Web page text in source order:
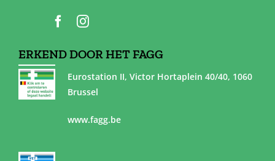
ERKEND DOOR HET FAGG
Eurostation II, Victor Hortaplein 40/40, 1060
Brussel
www.fagg.be